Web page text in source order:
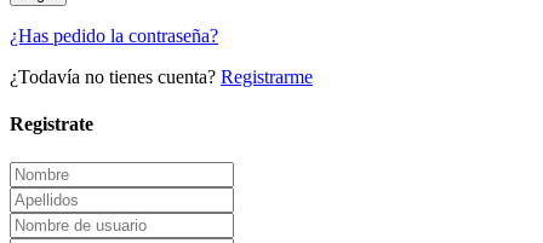
¿Has pedido la contraseña?
¿Todavía no tienes cuenta? Registrarme
Registrate